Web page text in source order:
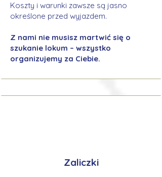
Koszty i warunki zawsze są jasno
określone przed wyjazdem.
Z nami nie musisz martwić się o
szukanie lokum – wszystko
organizujemy za Ciebie.
Zaliczki